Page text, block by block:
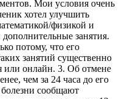
Мои условия очень
хотел улучшить
физикой и
занятия.
потому, что его
занятий существенно
или онлайн. 3. Об отмене
чем за 24 часа до его
сообщают